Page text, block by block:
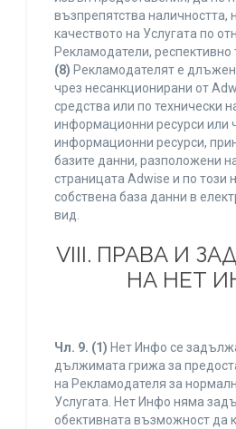
възпрепятства наличността,
качеството на Услугата по
Рекламодатели, респективно
(8) Рекламодателят е
чрез несанкционирани от
средства или по технически
информационни ресурси или
информационни ресурси,
базите данни, разположени
страницата Adwise и по този
собствена база данни в
вид.
VIII. ПРАВА И
НА НЕТ
Чл. 9. (1) Нет Инфо се
дължимата грижа за
на Рекламодателя за
Услугата. Нет Инфо няма
обективната възможност да